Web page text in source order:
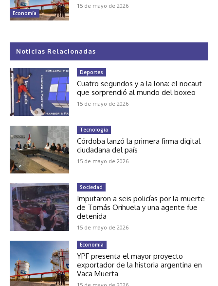
Economía
15 de mayo de 2026
Noticias Relacionadas
Deportes
Cuatro segundos y a la lona: el nocaut
que sorprendió al mundo del boxeo
15 de mayo de 2026
Tecnología
Córdoba lanzó la primera firma digital
ciudadana del país
15 de mayo de 2026
Sociedad
Imputaron a seis policías por la muerte
de Tomás Orihuela y una agente fue
detenida
15 de mayo de 2026
Economía
YPF presenta el mayor proyecto
exportador de la historia argentina en
Vaca Muerta